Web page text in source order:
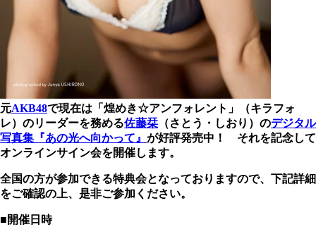
元AKB48で現在は「煌めき☆アンフォレント」（キラフォ
レ）のリーダーを務める佐藤栞 （さとう・しおり）のデジタル
写真集『あの光へ向かって』 が好評発売中！ それを記念して
オンラインサイン会を開催します。
全国の方が参加できる特典会となっておりますので、下記詳細
をご確認の上、是非ご参加ください。
■開催日時